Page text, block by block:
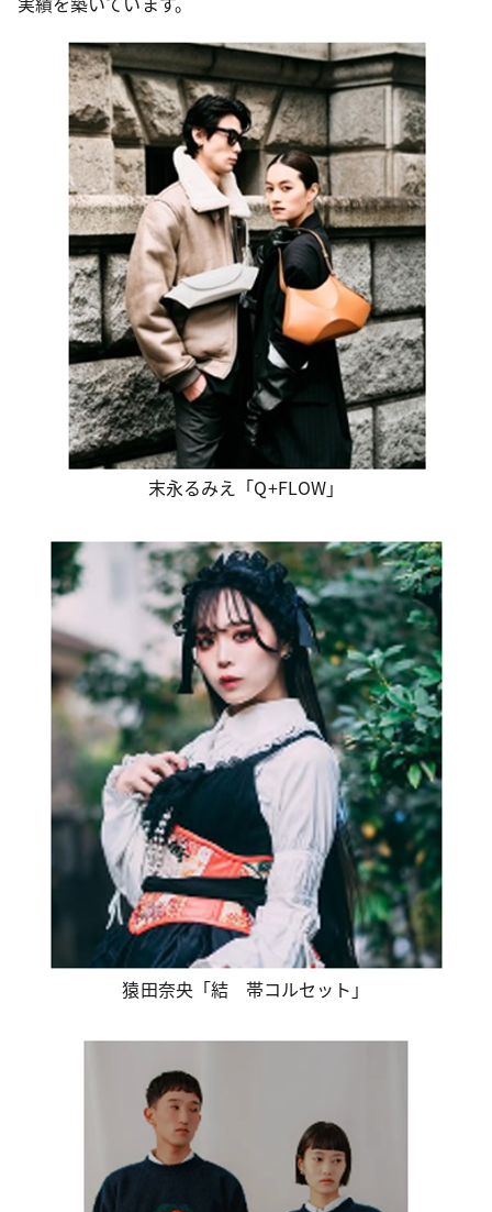
末永るみえ「Q+FLOW」
猿田奈央「結 帯コルセット」